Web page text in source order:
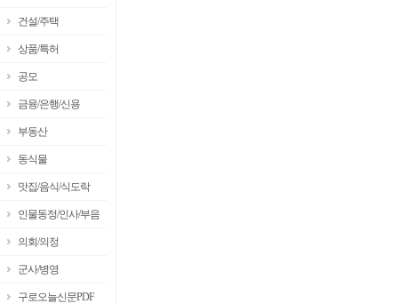
건설/주택
상품/특허
공모
금융/은행/신용
부동산
동식물
맛집/음식/식도락
인물동정/인사/부음
의회/의정
군사/병영
구로오늘신문PDF